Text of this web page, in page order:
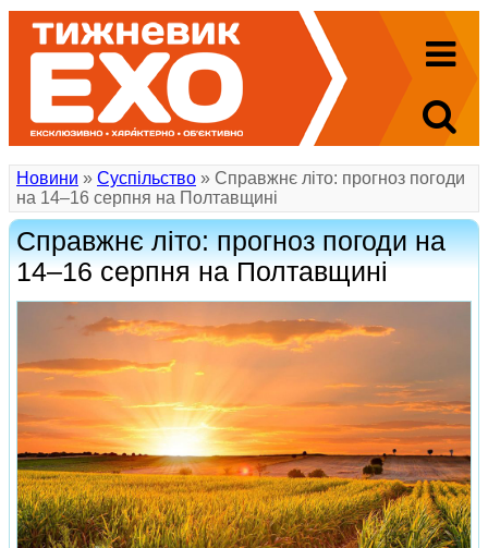
Новини » Суспільство » Справжнє літо: прогноз погоди
на 14–16 серпня на Полтавщині
Справжнє літо: прогноз погоди на
14–16 серпня на Полтавщині